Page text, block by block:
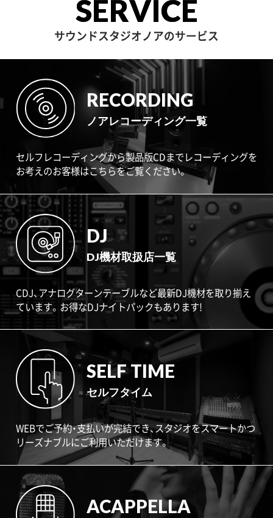
SERVICE
サウンドスタジオノアのサービス
RECORDING
ノアレコーディング一覧
セルフレコーディングから製品版CDまでレコーディングを
お考えのお客様はこちらをご覧ください。
DJ
DJ機材取扱店一覧
CDJ、アナログターンテーブルなど最新DJ機材を取り揃え
ています。お得なDJナイトパックもあります!
SELF TIME
セルフタイム
WEBでご予約・支払いが完結でき、スタジオをスマートかつ
リーズナブルにご利用いただけます。
ACAPPELLA